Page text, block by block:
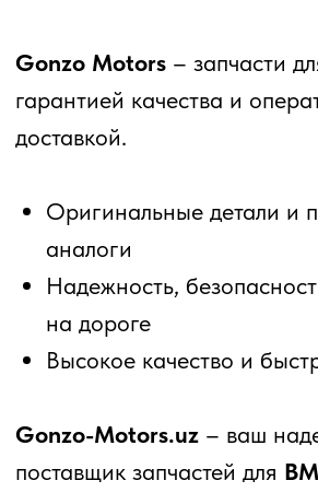
гарантией качества и оперативной
доставкой.
Оригинальные детали и проверенные
Надежность, безопасность и комфорт
на дороге
Высокое качество и быстрые поставки
поставщик запчастей для
BMW BYD